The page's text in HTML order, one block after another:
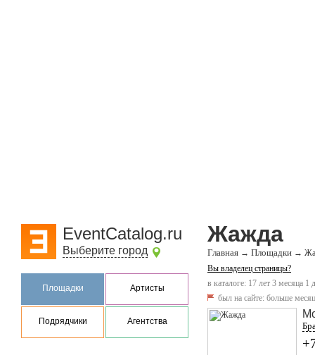
EventCatalog.ru
Выберите город
Площадки Артисты
Подрядчики Агентства
Жажда
Главная → Площадки →
Вы владелец страницы?
в каталоге: 17 лет 3 месяца 1
был на сайте: больше